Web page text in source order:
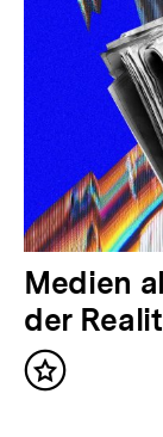
V
o
r
h
Medien
der
Inhalt